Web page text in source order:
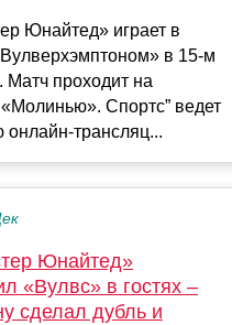
Юнайтед» играет в
в 15-м
проходит на
Спортс” ведет
онлайн-трансляц...
Юнайтед»
«Вулвс» в гостях –
сделал дубль и